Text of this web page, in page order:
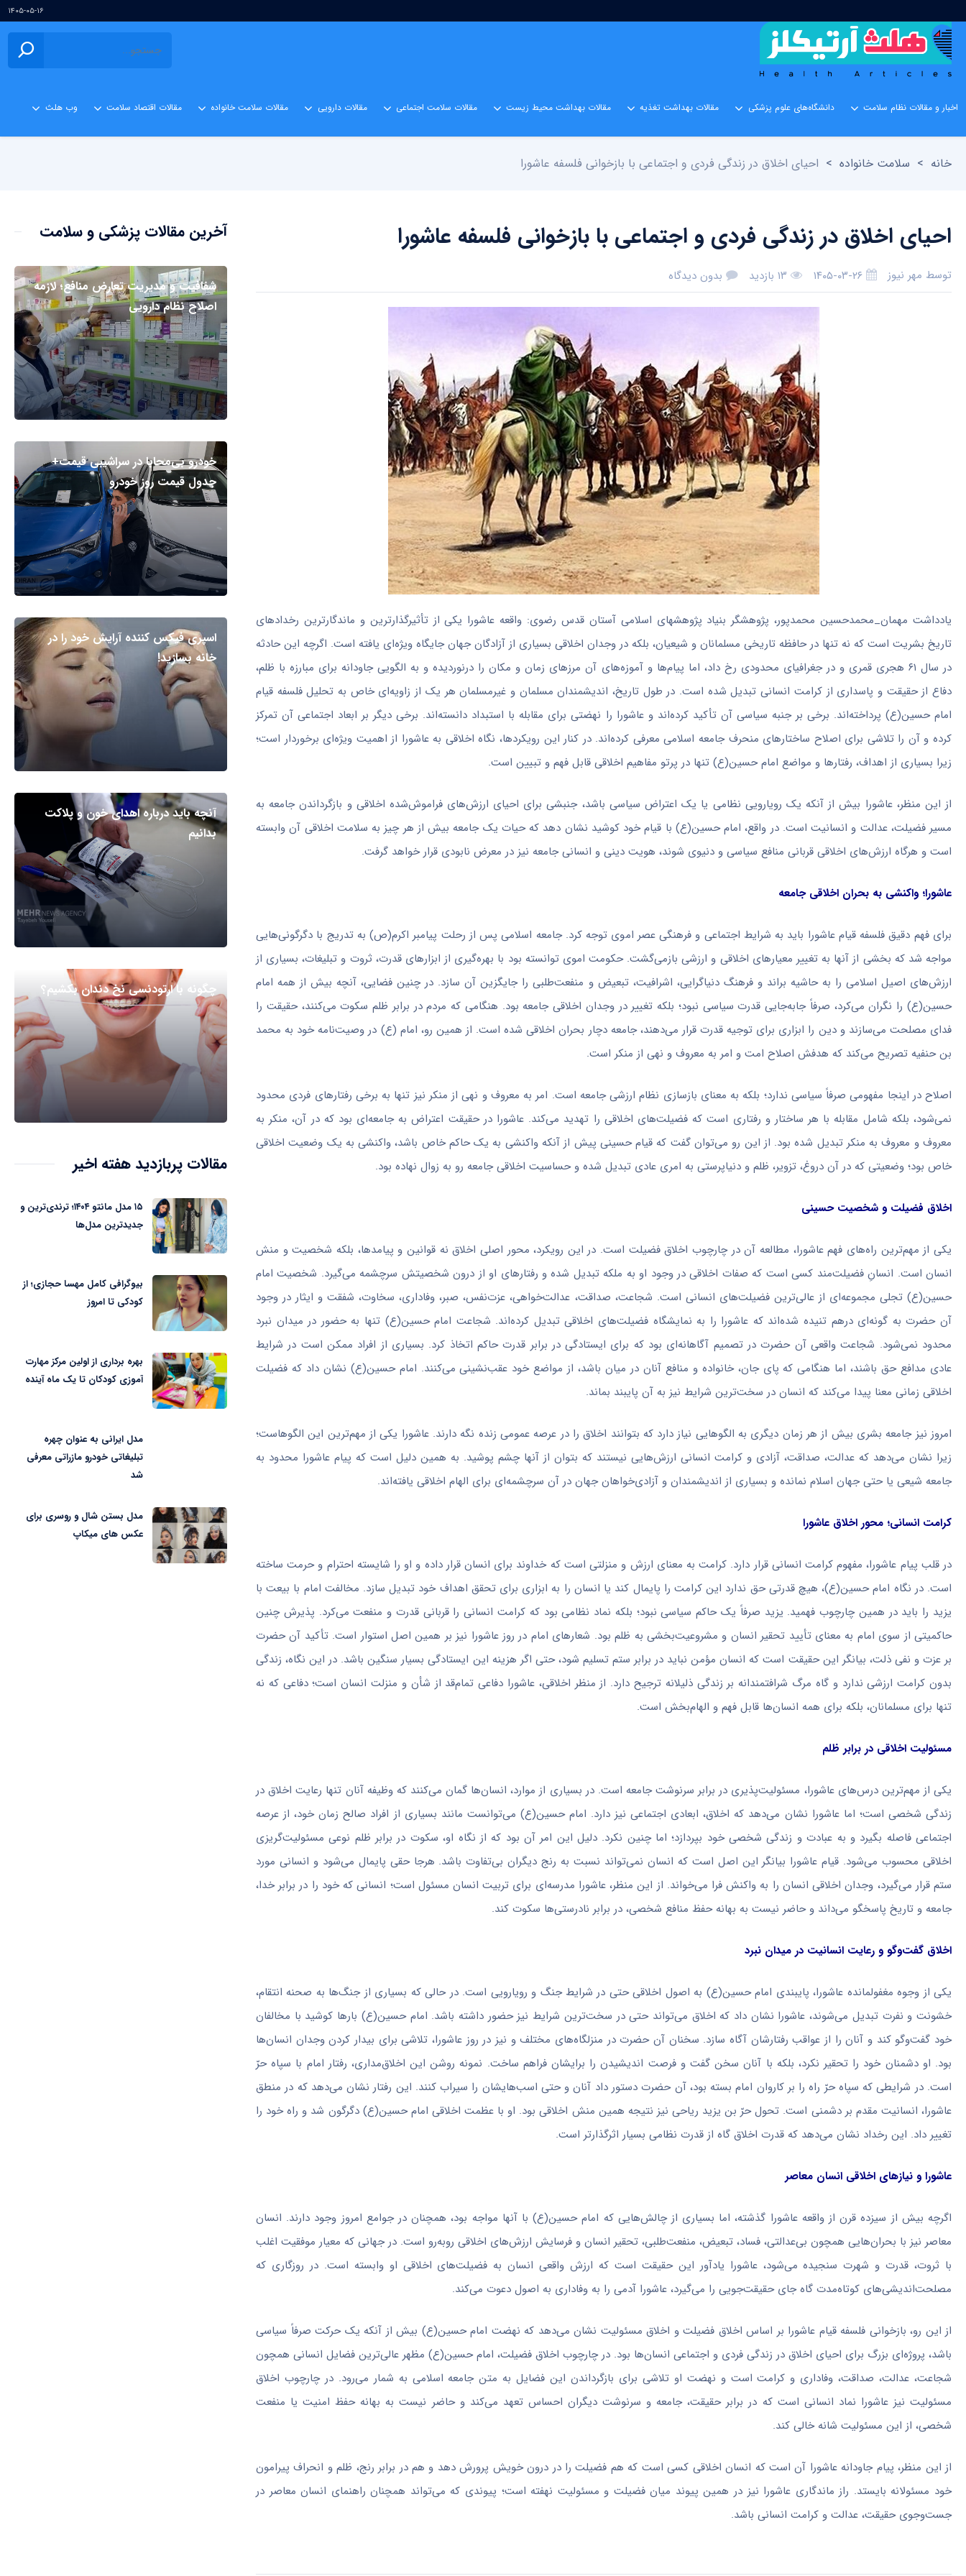
۱۴۰۵-۰۵-۱۶
اخبار و مقالات نظام سلامت دانشگاه‌های علوم پزشکی مقالات بهداشت تغذیه مقالات بهداشت محیط زیست مقالات سلامت اجتماعی مقالات دارویی مقالات سلامت خانواده مقالات اقتصاد سلامت وب هلث
خانه > سلامت خانواده > احیای اخلاق در زندگی فردی و اجتماعی با بازخوانی فلسفه عاشورا
احیای اخلاق در زندگی فردی و اجتماعی با بازخوانی فلسفه عاشورا
توسط مهر نیوز ۱۴۰۵-۰۳-۲۶ ۱۳ بازدید بدون دیدگاه
یادداشت مهمان_محمدحسین محمدپور، پژوهشگر بنیاد پژوهشهای اسلامی آستان قدس رضوی: واقعه عاشورا یکی از تأثیرگذارترین و ماندگارترین رخدادهای
تاریخ بشریت است که نه تنها در حافظه تاریخی مسلمانان و شیعیان، بلکه در وجدان اخلاقی بسیاری از آزادگان جهان جایگاه ویژه‌ای یافته است. اگرچه این حادثه
در سال ۶۱ هجری قمری و در جغرافیای محدودی رخ داد، اما پیام‌ها و آموزه‌های آن مرزهای زمان و مکان را درنوردیده و به الگویی جاودانه برای مبارزه با ظلم،
دفاع از حقیقت و پاسداری از کرامت انسانی تبدیل شده است. در طول تاریخ، اندیشمندان مسلمان و غیرمسلمان هر یک از زاویه‌ای خاص به تحلیل فلسفه قیام
امام حسین(ع) پرداخته‌اند. برخی بر جنبه سیاسی آن تأکید کرده‌اند و عاشورا را نهضتی برای مقابله با استبداد دانسته‌اند. برخی دیگر بر ابعاد اجتماعی آن تمرکز
کرده و آن را تلاشی برای اصلاح ساختارهای منحرف جامعه اسلامی معرفی کرده‌اند. در کنار این رویکردها، نگاه اخلاقی به عاشورا از اهمیت ویژه‌ای برخوردار است؛
زیرا بسیاری از اهداف، رفتارها و مواضع امام حسین(ع) تنها در پرتو مفاهیم اخلاقی قابل فهم و تبیین است.
از این منظر، عاشورا بیش از آنکه یک رویارویی نظامی یا یک اعتراض سیاسی باشد، جنبشی برای احیای ارزش‌های فراموش‌شده اخلاقی و بازگرداندن جامعه به
مسیر فضیلت، عدالت و انسانیت است. در واقع، امام حسین(ع) با قیام خود کوشید نشان دهد که حیات یک جامعه بیش از هر چیز به سلامت اخلاقی آن وابسته
است و هرگاه ارزش‌های اخلاقی قربانی منافع سیاسی و دنیوی شوند، هویت دینی و انسانی جامعه نیز در معرض نابودی قرار خواهد گرفت.
عاشورا؛ واکنشی به بحران اخلاقی جامعه
برای فهم دقیق فلسفه قیام عاشورا باید به شرایط اجتماعی و فرهنگی عصر اموی توجه کرد. جامعه اسلامی پس از رحلت پیامبر اکرم(ص) به تدریج با دگرگونی‌هایی
مواجه شد که بخشی از آنها به تغییر معیارهای اخلاقی و ارزشی بازمی‌گشت. حکومت اموی توانسته بود با بهره‌گیری از ابزارهای قدرت، ثروت و تبلیغات، بسیاری از
ارزش‌های اصیل اسلامی را به حاشیه براند و فرهنگ دنیاگرایی، اشرافیت، تبعیض و منفعت‌طلبی را جایگزین آن سازد. در چنین فضایی، آنچه بیش از همه امام
حسین(ع) را نگران می‌کرد، صرفاً جابه‌جایی قدرت سیاسی نبود؛ بلکه تغییر در وجدان اخلاقی جامعه بود. هنگامی که مردم در برابر ظلم سکوت می‌کنند، حقیقت را
فدای مصلحت می‌سازند و دین را ابزاری برای توجیه قدرت قرار می‌دهند، جامعه دچار بحران اخلاقی شده است. از همین رو، امام (ع) در وصیت‌نامه خود به محمد
بن حنفیه تصریح می‌کند که هدفش اصلاح امت و امر به معروف و نهی از منکر است.
اصلاح در اینجا مفهومی صرفاً سیاسی ندارد؛ بلکه به معنای بازسازی نظام ارزشی جامعه است. امر به معروف و نهی از منکر نیز تنها به برخی رفتارهای فردی محدود
نمی‌شود، بلکه شامل مقابله با هر ساختار و رفتاری است که فضیلت‌های اخلاقی را تهدید می‌کند. عاشورا در حقیقت اعتراض به جامعه‌ای بود که در آن، منکر به
معروف و معروف به منکر تبدیل شده بود. از این رو می‌توان گفت که قیام حسینی پیش از آنکه واکنشی به یک حاکم خاص باشد، واکنشی به یک وضعیت اخلاقی
خاص بود؛ وضعیتی که در آن دروغ، تزویر، ظلم و دنیاپرستی به امری عادی تبدیل شده و حساسیت اخلاقی جامعه رو به زوال نهاده بود.
اخلاق فضیلت و شخصیت حسینی
یکی از مهم‌ترین راه‌های فهم عاشورا، مطالعه آن در چارچوب اخلاق فضیلت است. در این رویکرد، محور اصلی اخلاق نه قوانین و پیامدها، بلکه شخصیت و منش
انسان است. انسانِ فضیلت‌مند کسی است که صفات اخلاقی در وجود او به ملکه تبدیل شده و رفتارهای او از درون شخصیتش سرچشمه می‌گیرد. شخصیت امام
حسین(ع) تجلی مجموعه‌ای از عالی‌ترین فضیلت‌های انسانی است. شجاعت، صداقت، عدالت‌خواهی، عزت‌نفس، صبر، وفاداری، سخاوت، شفقت و ایثار در وجود
آن حضرت به گونه‌ای درهم تنیده شده‌اند که عاشورا را به نمایشگاه فضیلت‌های اخلاقی تبدیل کرده‌اند. شجاعت امام حسین(ع) تنها به حضور در میدان نبرد
محدود نمی‌شود. شجاعت واقعی آن حضرت در تصمیم آگاهانه‌ای بود که برای ایستادگی در برابر قدرت حاکم اتخاذ کرد. بسیاری از افراد ممکن است در شرایط
عادی مدافع حق باشند، اما هنگامی که پای جان، خانواده و منافع آنان در میان باشد، از مواضع خود عقب‌نشینی می‌کنند. امام حسین(ع) نشان داد که فضیلت
اخلاقی زمانی معنا پیدا می‌کند که انسان در سخت‌ترین شرایط نیز به آن پایبند بماند.
امروز نیز جامعه بشری بیش از هر زمان دیگری به الگوهایی نیاز دارد که بتوانند اخلاق را در عرصه عمومی زنده نگه دارند. عاشورا یکی از مهم‌ترین این الگوهاست؛
زیرا نشان می‌دهد که عدالت، صداقت، آزادی و کرامت انسانی ارزش‌هایی نیستند که بتوان از آنها چشم پوشید. به همین دلیل است که پیام عاشورا محدود به
جامعه شیعی یا حتی جهان اسلام نمانده و بسیاری از اندیشمندان و آزادی‌خواهان جهان در آن سرچشمه‌ای برای الهام اخلاقی یافته‌اند.
کرامت انسانی؛ محور اخلاق عاشورا
در قلب پیام عاشورا، مفهوم کرامت انسانی قرار دارد. کرامت به معنای ارزش و منزلتی است که خداوند برای انسان قرار داده و او را شایسته احترام و حرمت ساخته
است. در نگاه امام حسین(ع)، هیچ قدرتی حق ندارد این کرامت را پایمال کند یا انسان را به ابزاری برای تحقق اهداف خود تبدیل سازد. مخالفت امام با بیعت با
یزید را باید در همین چارچوب فهمید. یزید صرفاً یک حاکم سیاسی نبود؛ بلکه نماد نظامی بود که کرامت انسانی را قربانی قدرت و منفعت می‌کرد. پذیرش چنین
حاکمیتی از سوی امام به معنای تأیید تحقیر انسان و مشروعیت‌بخشی به ظلم بود. شعارهای امام در روز عاشورا نیز بر همین اصل استوار است. تأکید آن حضرت
بر عزت و نفی ذلت، بیانگر این حقیقت است که انسان مؤمن نباید در برابر ستم تسلیم شود، حتی اگر هزینه این ایستادگی بسیار سنگین باشد. در این نگاه، زندگی
بدون کرامت ارزشی ندارد و گاه مرگ شرافتمندانه بر زندگی ذلیلانه ترجیح دارد. از منظر اخلاقی، عاشورا دفاعی تمام‌قد از شأن و منزلت انسان است؛ دفاعی که نه
تنها برای مسلمانان، بلکه برای همه انسان‌ها قابل فهم و الهام‌بخش است.
مسئولیت اخلاقی در برابر ظلم
یکی از مهم‌ترین درس‌های عاشورا، مسئولیت‌پذیری در برابر سرنوشت جامعه است. در بسیاری از موارد، انسان‌ها گمان می‌کنند که وظیفه آنان تنها رعایت اخلاق در
زندگی شخصی است؛ اما عاشورا نشان می‌دهد که اخلاق، ابعادی اجتماعی نیز دارد. امام حسین(ع) می‌توانست مانند بسیاری از افراد صالح زمان خود، از عرصه
اجتماعی فاصله بگیرد و به عبادت و زندگی شخصی خود بپردازد؛ اما چنین نکرد. دلیل این امر آن بود که از نگاه او، سکوت در برابر ظلم نوعی مسئولیت‌گریزی
اخلاقی محسوب می‌شود. قیام عاشورا بیانگر این اصل است که انسان نمی‌تواند نسبت به رنج دیگران بی‌تفاوت باشد. هرجا حقی پایمال می‌شود و انسانی مورد
ستم قرار می‌گیرد، وجدان اخلاقی انسان را به واکنش فرا می‌خواند. از این منظر، عاشورا مدرسه‌ای برای تربیت انسان مسئول است؛ انسانی که خود را در برابر خدا،
جامعه و تاریخ پاسخگو می‌داند و حاضر نیست به بهانه حفظ منافع شخصی، در برابر نادرستی‌ها سکوت کند.
اخلاق گفت‌وگو و رعایت انسانیت در میدان نبرد
یکی از وجوه مغفولمانده عاشورا، پایبندی امام حسین(ع) به اصول اخلاقی حتی در شرایط جنگ و رویارویی است. در حالی که بسیاری از جنگ‌ها به صحنه انتقام،
خشونت و نفرت تبدیل می‌شوند، عاشورا نشان داد که اخلاق می‌تواند حتی در سخت‌ترین شرایط نیز حضور داشته باشد. امام حسین(ع) بارها کوشید با مخالفان
خود گفت‌وگو کند و آنان را از عواقب رفتارشان آگاه سازد. سخنان آن حضرت در منزلگاه‌های مختلف و نیز در روز عاشورا، تلاشی برای بیدار کردن وجدان انسان‌ها
بود. او دشمنان خود را تحقیر نکرد، بلکه با آنان سخن گفت و فرصت اندیشیدن را برایشان فراهم ساخت. نمونه روشن این اخلاق‌مداری، رفتار امام با سپاه حرّ
است. در شرایطی که سپاه حرّ راه را بر کاروان امام بسته بود، آن حضرت دستور داد آنان و حتی اسب‌هایشان را سیراب کنند. این رفتار نشان می‌دهد که در منطق
عاشورا، انسانیت مقدم بر دشمنی است. تحول حرّ بن یزید ریاحی نیز نتیجه همین منش اخلاقی بود. او با عظمت اخلاقی امام حسین(ع) دگرگون شد و راه خود را
تغییر داد. این رخداد نشان می‌دهد که قدرت اخلاق گاه از قدرت نظامی بسیار اثرگذارتر است.
عاشورا و نیازهای اخلاقی انسان معاصر
اگرچه بیش از سیزده قرن از واقعه عاشورا گذشته، اما بسیاری از چالش‌هایی که امام حسین(ع) با آنها مواجه بود، همچنان در جوامع امروز وجود دارند. انسان
معاصر نیز با بحران‌هایی همچون بی‌عدالتی، فساد، تبعیض، منفعت‌طلبی، تحقیر انسان و فرسایش ارزش‌های اخلاقی روبه‌رو است. در جهانی که معیار موفقیت اغلب
با ثروت، قدرت و شهرت سنجیده می‌شود، عاشورا یادآور این حقیقت است که ارزش واقعی انسان به فضیلت‌های اخلاقی او وابسته است. در روزگاری که
مصلحت‌اندیشی‌های کوتاه‌مدت گاه جای حقیقت‌جویی را می‌گیرد، عاشورا آدمی را به وفاداری به اصول دعوت می‌کند.
از این رو، بازخوانی فلسفه قیام عاشورا بر اساس اخلاق فضیلت و اخلاق مسئولیت نشان می‌دهد که نهضت امام حسین(ع) بیش از آنکه یک حرکت صرفاً سیاسی
باشد، پروژه‌ای بزرگ برای احیای اخلاق در زندگی فردی و اجتماعی انسان‌ها بود. در چارچوب اخلاق فضیلت، امام حسین(ع) مظهر عالی‌ترین فضایل انسانی همچون
شجاعت، عدالت، صداقت، وفاداری و کرامت است و نهضت او تلاشی برای بازگرداندن این فضایل به متن جامعه اسلامی به شمار می‌رود. در چارچوب اخلاق
مسئولیت نیز عاشورا نماد انسانی است که در برابر حقیقت، جامعه و سرنوشت دیگران احساس تعهد می‌کند و حاضر نیست به بهانه حفظ امنیت یا منفعت
شخصی، از این مسئولیت شانه خالی کند.
از این منظر، پیام جاودانه عاشورا آن است که انسان اخلاقی کسی است که هم فضیلت را در درون خویش پرورش دهد و هم در برابر رنج، ظلم و انحراف پیرامون
خود مسئولانه بایستد. راز ماندگاری عاشورا نیز در همین پیوند میان فضیلت و مسئولیت نهفته است؛ پیوندی که می‌تواند همچنان راهنمای انسان معاصر در
جست‌وجوی حقیقت، عدالت و کرامت انسانی باشد.
آخرین مقالات پزشکی و سلامت
شفافیت و مدیریت تعارض منافع؛ لازمه
اصلاح نظام دارویی
خودرو بی‌محابا در سراشیبی قیمت+
جدول قیمت روز خودرو
اسپری فیکس کننده آرایش خود را در
خانه بسازید!
آنچه باید درباره اهدای خون و پلاکت
بدانیم
چگونه با ارتودنسی نخ دندان بکشیم؟
مقالات پربازدید هفته اخیر
۱۵ مدل مانتو ۱۴۰۴؛ ترندی‌ترین و
جدیدترین مدل‌ها
بیوگرافی کامل مهسا حجازی؛ از
کودکی تا امروز
بهره برداری از اولین مرکز مهارت
آموزی کودکان تا یک ماه آینده
مدل ایرانی به عنوان چهره
تبلیغاتی خودرو مازراتی معرفی
شد
مدل بستن شال و روسری برای
عکس های میکاپ